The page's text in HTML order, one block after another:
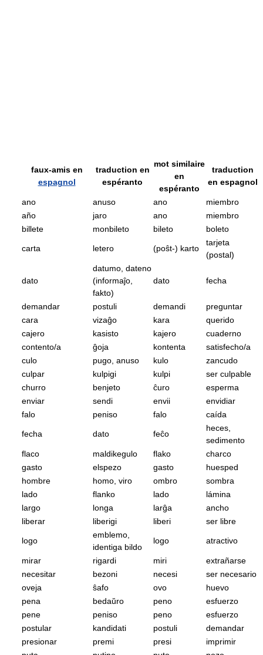
faux-amis en
espagnol
traduction en
espéranto
mot similaire
en
espéranto
traduction
en espagnol
ano anuso ano
miembro
año
jaro ano
miembro
billete
monbileto bileto boleto
carta letero (poŝt-) karto
tarjeta
(postal)
dato
datumo, dateno
(informaĵo,
fakto)
dato fecha
demandar postuli demandi
preguntar
cara
vizaĝo kara
querido
cajero
kasisto kajero
cuaderno
contento/a
ĝoja kontenta
satisfecho/a
culo
pugo, anuso kulo
zancudo
culpar
kulpigi kulpi
ser culpable
churro
benjeto ĉuro
esperma
enviar
sendi envii
envidiar
falo
peniso falo caída
fecha dato feĉo
heces,
sedimento
flaco
maldikegulo flako
charco
gasto
elspezo gasto
huesped
hombre
homo, viro ombro
sombra
lado
flanko lado
lámina
largo
longa larĝa
ancho
liberar
liberigi liberi ser libre
logo
emblemo,
identiga bildo
logo atractivo
mirar rigardi miri
extrañarse
necesitar
bezoni necesi
ser necesario
oveja
ŝafo ovo
huevo
pena
bedaŭro peno
esfuerzo
pene
peniso peno
esfuerzo
postular
kandidati postuli
demandar
presionar
premi presi
imprimir